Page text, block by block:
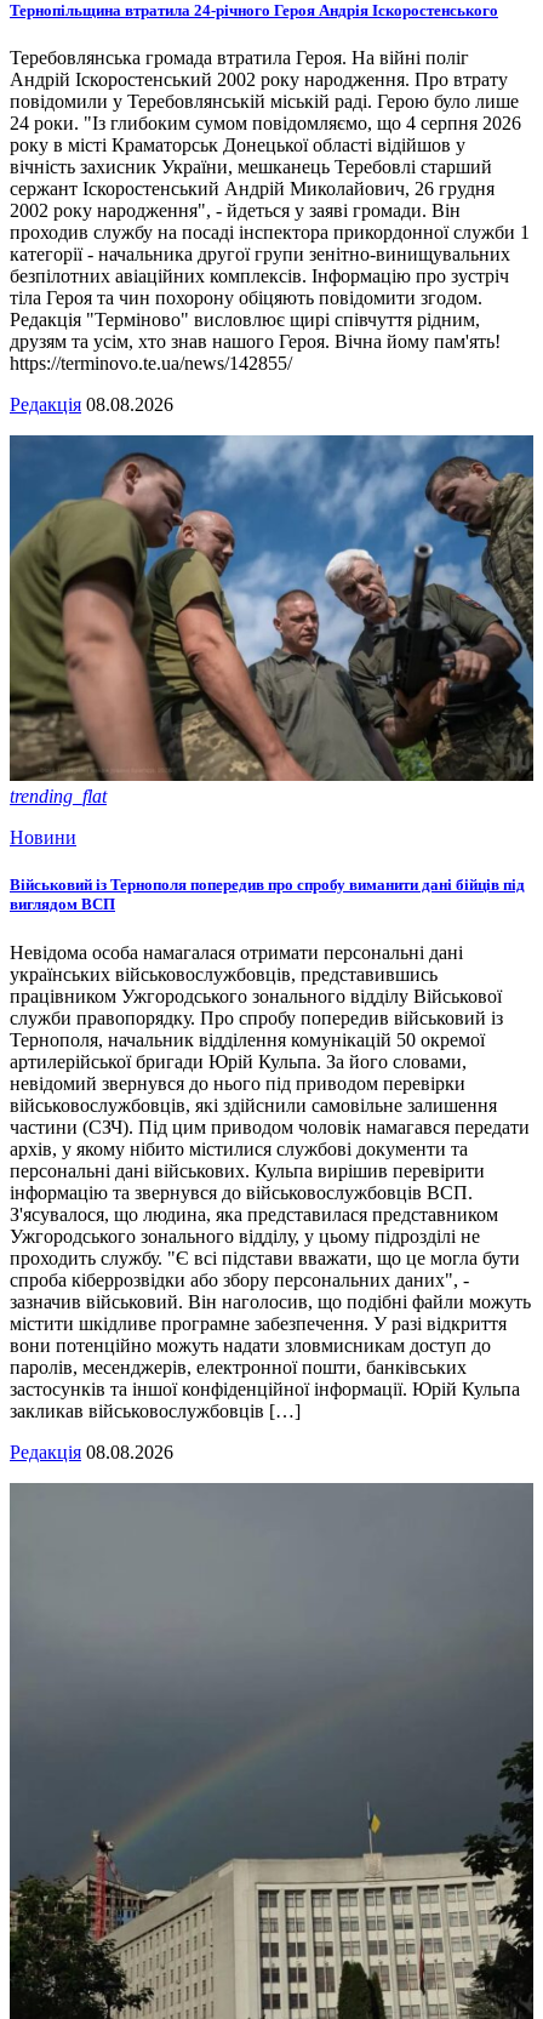
Тернопільщина втратила 24-річного Героя Андрія Іскоростенського
Теребовлянська громада втратила Героя. На війні поліг
Андрій Іскоростенський 2002 року народження. Про втрату
повідомили у Теребовлянській міській раді. Герою було лише
24 роки. "Із глибоким сумом повідомляємо, що 4 серпня 2026
року в місті Краматорськ Донецької області відійшов у
вічність захисник України, мешканець Теребовлі старший
сержант Іскоростенський Андрій Миколайович, 26 грудня
2002 року народження", - йдеться у заяві громади. Він
проходив службу на посаді інспектора прикордонної служби 1
категорії - начальника другої групи зенітно-винищувальних
безпілотних авіаційних комплексів. Інформацію про зустріч
тіла Героя та чин похорону обіцяють повідомити згодом.
Редакція "Терміново" висловлює щирі співчуття рідним,
друзям та усім, хто знав нашого Героя. Вічна йому пам'ять!
https://terminovo.te.ua/news/142855/
Редакція 08.08.2026
trending_flat
Новини
Військовий із Тернополя попередив про спробу виманити дані бійців під
виглядом ВСП
Невідома особа намагалася отримати персональні дані
українських військовослужбовців, представившись
працівником Ужгородського зонального відділу Військової
служби правопорядку. Про спробу попередив військовий із
Тернополя, начальник відділення комунікацій 50 окремої
артилерійської бригади Юрій Кульпа. За його словами,
невідомий звернувся до нього під приводом перевірки
військовослужбовців, які здійснили самовільне залишення
частини (СЗЧ). Під цим приводом чоловік намагався передати
архів, у якому нібито містилися службові документи та
персональні дані військових. Кульпа вирішив перевірити
інформацію та звернувся до військовослужбовців ВСП.
З'ясувалося, що людина, яка представилася представником
Ужгородського зонального відділу, у цьому підрозділі не
проходить службу. "Є всі підстави вважати, що це могла бути
спроба кіберрозвідки або збору персональних даних", -
зазначив військовий. Він наголосив, що подібні файли можуть
містити шкідливе програмне забезпечення. У разі відкриття
вони потенційно можуть надати зловмисникам доступ до
паролів, месенджерів, електронної пошти, банківських
застосунків та іншої конфіденційної інформації. Юрій Кульпа
закликав військовослужбовців […]
Редакція 08.08.2026